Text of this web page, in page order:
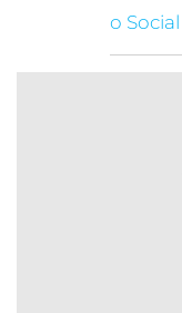
o Social